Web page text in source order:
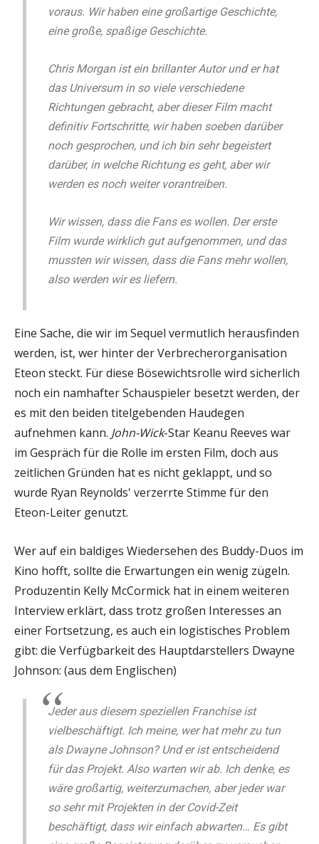
voraus. Wir haben eine großartige Geschichte,
eine große, spaßige Geschichte.
Chris Morgan ist ein brillanter Autor und er hat
das Universum in so viele verschiedene
Richtungen gebracht, aber dieser Film macht
definitiv Fortschritte, wir haben soeben darüber
noch gesprochen, und ich bin sehr begeistert
darüber, in welche Richtung es geht, aber wir
werden es noch weiter vorantreiben.
Wir wissen, dass die Fans es wollen. Der erste
Film wurde wirklich gut aufgenommen, und das
mussten wir wissen, dass die Fans mehr wollen,
also werden wir es liefern.
Eine Sache, die wir im Sequel vermutlich herausfinden
werden, ist, wer hinter der Verbrecherorganisation
Eteon steckt. Für diese Bösewichtsrolle wird sicherlich
noch ein namhafter Schauspieler besetzt werden, der
es mit den beiden titelgebenden Haudegen
aufnehmen kann. John-Wick-Star Keanu Reeves war
im Gespräch für die Rolle im ersten Film, doch aus
zeitlichen Gründen hat es nicht geklappt, und so
wurde Ryan Reynolds' verzerrte Stimme für den
Eteon-Leiter genutzt.
Wer auf ein baldiges Wiedersehen des Buddy-Duos im
Kino hofft, sollte die Erwartungen ein wenig zügeln.
Produzentin Kelly McCormick hat in einem weiteren
Interview erklärt, dass trotz großen Interesses an
einer Fortsetzung, es auch ein logistisches Problem
gibt: die Verfügbarkeit des Hauptdarstellers Dwayne
Johnson: (aus dem Englischen)
Jeder aus diesem speziellen Franchise ist
vielbeschäftigt. Ich meine, wer hat mehr zu tun
als Dwayne Johnson? Und er ist entscheidend
für das Projekt. Also warten wir ab. Ich denke, es
wäre großartig, weiterzumachen, aber jeder war
so sehr mit Projekten in der Covid-Zeit
beschäftigt, dass wir einfach abwarten… Es gibt